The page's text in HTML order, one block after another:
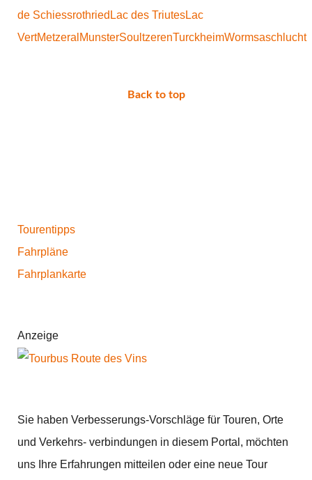
de Schiessrothried Lac des TriutesLac
VertMetzeral MunsterSoultzerenTurckheimWormsaschlucht
Back to top
Tourentipps
Fahrpläne
Fahrplankarte
Anzeige
Sie haben Verbesserungs-Vorschläge für Touren, Orte
und Verkehrs- verbindungen in diesem Portal, möchten
uns Ihre Erfahrungen mitteilen oder eine neue Tour